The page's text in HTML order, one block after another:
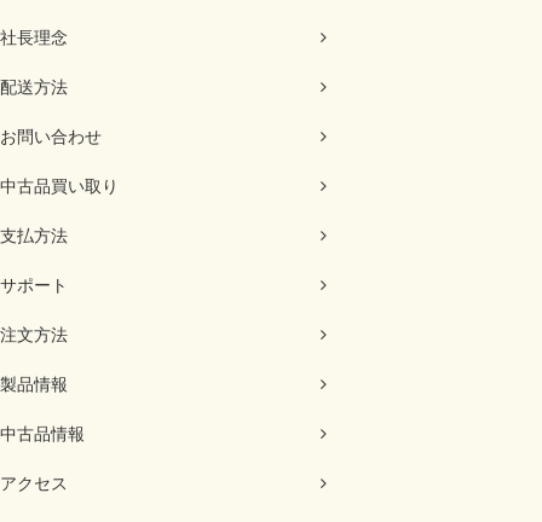
社長理念
配送方法
お問い合わせ
中古品買い取り
支払方法
サポート
注文方法
製品情報
中古品情報
アクセス